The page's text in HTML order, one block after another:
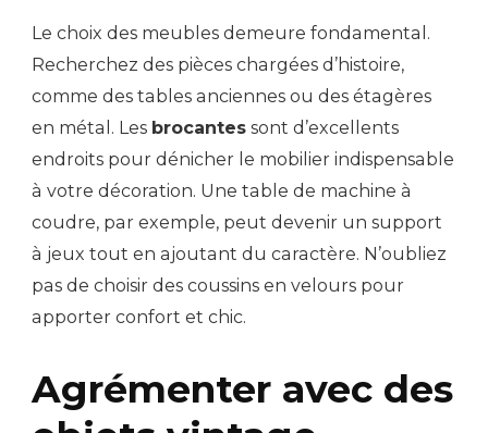
Le choix des meubles demeure fondamental.
Recherchez des pièces chargées d’histoire,
comme des tables anciennes ou des étagères
en métal. Les brocantes sont d’excellents
endroits pour dénicher le mobilier indispensable
à votre décoration. Une table de machine à
coudre, par exemple, peut devenir un support
à jeux tout en ajoutant du caractère. N’oubliez
pas de choisir des coussins en velours pour
apporter confort et chic.
Agrémenter avec des